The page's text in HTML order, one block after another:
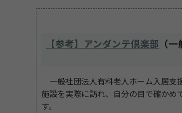
【参考】アンダンテ倶楽部 （
一般社団法人有料老人ホーム入居支
施設を実際に訪れ、自分の目で確かめ
す。